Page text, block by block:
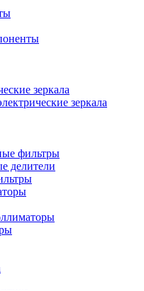
зеркала
зеркала
фильтры
делители